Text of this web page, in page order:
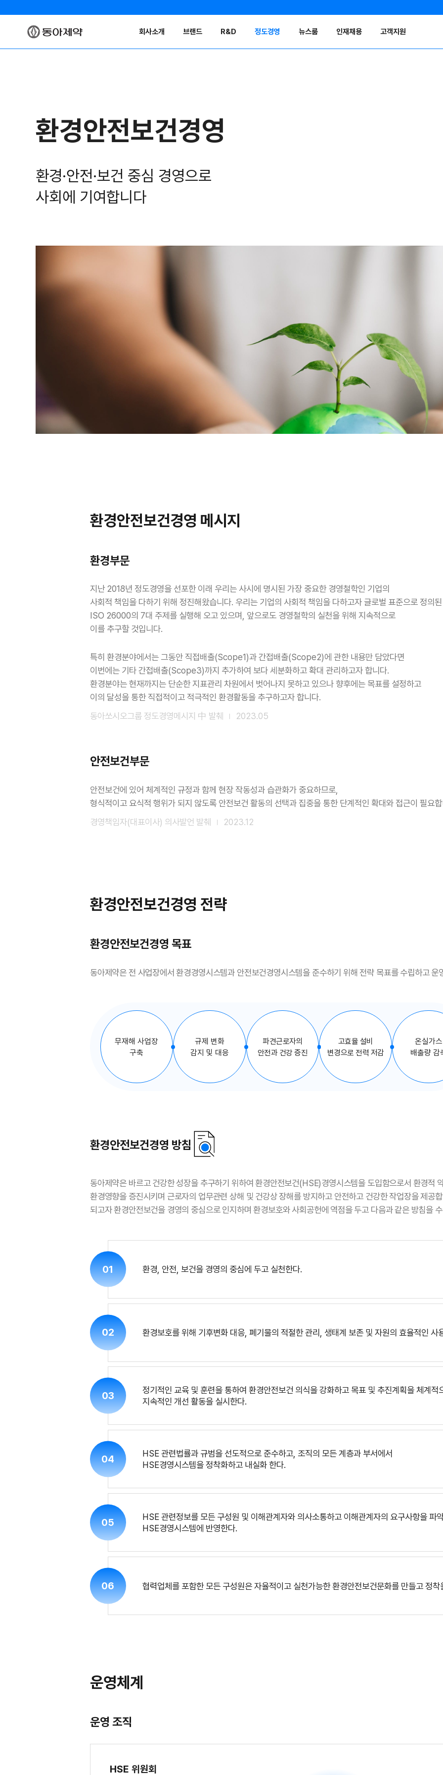
회사소개 브랜드 R&D 정도경영 뉴스룸 인재채용 고객지원
환경안전보건경영
환경·안전·보건 중심 경영으로
사회에 기여합니다
환경안전보건경영 메시지
환경부문
지난 2018년 정도경영을 선포한 이래 우리는 사시에 명시된 가장 중요한 경영철학인 기업의
사회적 책임을 다하기 위해 정진해왔습니다. 우리는 기업의 사회적 책임을 다하고자 글로벌 표준으로 정의된
ISO 26000의 7대 주제를 실행해 오고 있으며, 앞으로도 경영철학의 실천을 위해 지속적으로
이를 추구할 것입니다.
특히 환경분야에서는 그동안 직접배출(Scope1)과 간접배출(Scope2)에 관한 내용만 담았다면
이번에는 기타 간접배출(Scope3)까지 추가하여 보다 세분화하고 확대 관리하고자 합니다.
환경분야는 현재까지는 단순한 지표관리 차원에서 벗어나지 못하고 있으나 향후에는 목표를 설정하고
이의 달성을 통한 직접적이고 적극적인 환경활동을 추구하고자 합니다.
동아쏘시오그룹 정도경영메시지 中 발췌
2023.05
안전보건부문
안전보건에 있어 체계적인 규정과 함께 현장 작동성과 습관화가 중요하므로,
형식적이고 요식적 행위가 되지 않도록 안전보건 활동의 선택과 집중을 통한 단계적인 확대와 접근이 필요
경영책임자(대표이사) 의사발언 발췌
2023.12
환경안전보건경영 전략
환경안전보건경영 목표
동아제약은 전 사업장에서 환경경영시스템과 안전보건경영시스템을 준수하기 위해 전략 목표를 수립하고 운
무재해 사업장
구축
규제 변화
감지 및 대응
파견근로자의
안전과 건강 증진
고효율 설비
변경으로전력 저감
온실가스
배출량 감
환경안전보건경영 방침
동아제약은 바르고 건강한 성장을 추구하기 위하여 환경안전보건(HSE)경영시스템을 도입함으로서 환경적
환경영향을 증진시키며 근로자의 업무관련 상해 및 건강상 장해를 방지하고 안전하고 건강한 작업장을 제공
되고자 환경안전보건을 경영의 중심으로 인지하며 환경보호와 사회공헌에 역점을 두고 다음과 같은 방침을
01 환경, 안전, 보건을 경영의 중심에 두고 실천한다.
02 환경보호를 위해 기후변화 대응,폐기물의 적절한 관리, 생태계 보존 및 자원의 효율적인 사
03 정기적인 교육 및 훈련을 통하여환경안전보건 의식을 강화하고 목표 및 추진계획을 체계적
지속적인 개선 활동을 실시한다.
04
HSE 관련법률과 규범을 선도적으로 준수하고, 조직의 모든 계층과 부서에서
HSE경영시스템을 정착화하고 내실화 한다.
05 HSE 관련정보를 모든 구성원 및 이해관계자와 의사소통하고 이해관계자의 요구사항을 파
HSE경영시스템에 반영한다.
06 협력업체를 포함한 모든 구성원은 자율적이고 실천가능한 환경안전보건문화를 만들고 정
운영체계
운영 조직
HSE 위원회